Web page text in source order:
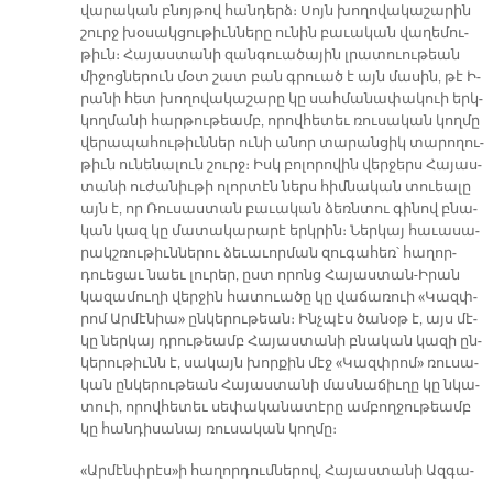
վա­րա­կան բնոյ­թով հան­դերձ։ Սոյն խո­ղո­վա­կա­շա­րին
շուրջ խօ­սակ­ցու­թիւն­նե­րը ու­նին բա­ւա­կան վա­ղե­մու­
թիւն։ Հա­յաս­տա­նի զան­գուա­ծա­յին լրա­տուու­թեան
մի­ջոց­նե­րուն մօտ շատ բան գրուած է այն մա­սին, թէ Ի­
րա­նի հետ խո­ղո­վա­կա­շա­րը կը սահ­մա­նա­փա­կուի երկ­
կող­մա­նի հար­թու­թեամբ, ո­րով­հե­տեւ ռու­սա­կան կող­մը
վե­րա­պա­հու­թիւն­ներ ու­նի ա­նոր տա­րան­ցիկ տա­րո­ղու­
թիւն ու­նե­նա­լուն շուրջ։ Իսկ բո­լո­րո­վին վեր­ջերս Հա­յաս­
տա­նի ու­ժա­նիւ­թի ո­լոր­տէն ներս հիմ­նա­կան տուեա­լը
այն է, որ Ռու­սաս­տան բա­ւա­կան ձեռն­տու գի­նով բնա­
կան կազ կը մա­տա­կա­րա­րէ երկ­րին։ Ներ­կայ հա­ւա­սա­
րակշ­ռու­թիւն­նե­րու ձե­ւա­ւոր­ման զու­գա­հեռ՝ հա­ղոր­
դուե­ցաւ նաեւ լու­րեր, ըստ ո­րոնց Հա­յաս­տան-Ի­րան
կա­զա­մու­ղի վեր­ջին հա­տուա­ծը կը վա­ճա­ռուի «Կազփ­
րոմ Ար­մէ­նիա» ըն­կե­րու­թեան։ Ինչ­պէս ծա­նօթ է, այս մէ­
կը ներ­կայ դրու­թեամբ Հա­յաս­տա­նի բնա­կան կա­զի ըն­
կե­րու­թիւնն է, սա­կայն խոր­քին մէջ «Կազփ­րոմ» ռու­սա­
կան ըն­կե­րու­թեան Հա­յաս­տա­նի մաս­նա­ճիւ­ղը կը նկա­
տուի, ո­րով­հե­տեւ սե­փա­կա­նա­տէ­րը ամ­բող­ջու­թեամբ
կը հան­դի­սա­նայ ռու­սա­կան կող­մը։
«Ար­մէնփ­րէս»ի հա­ղոր­դում­նե­րով, Հա­յաս­տա­նի Ազ­գա­